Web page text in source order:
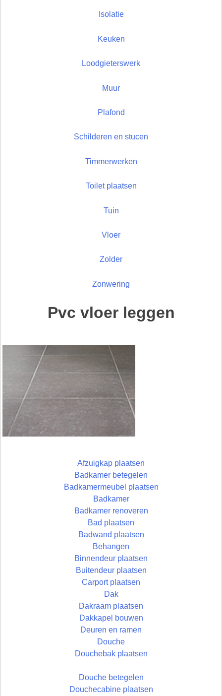
Isolatie
Keuken
Loodgieterswerk
Muur
Plafond
Schilderen en stucen
Timmerwerken
Toilet plaatsen
Tuin
Vloer
Zolder
Zonwering
Pvc vloer leggen
Afzuigkap plaatsen
Badkamer betegelen
Badkamermeubel plaatsen
Badkamer
Badkamer renoveren
Bad plaatsen
Badwand plaatsen
Behangen
Binnendeur plaatsen
Buitendeur plaatsen
Carport plaatsen
Dak
Dakraam plaatsen
Dakkapel bouwen
Deuren en ramen
Douche
Douchebak plaatsen
Douche betegelen
Douchecabine plaatsen